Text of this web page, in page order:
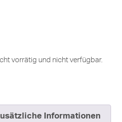
vorrätig und nicht verfügbar.
Informationen